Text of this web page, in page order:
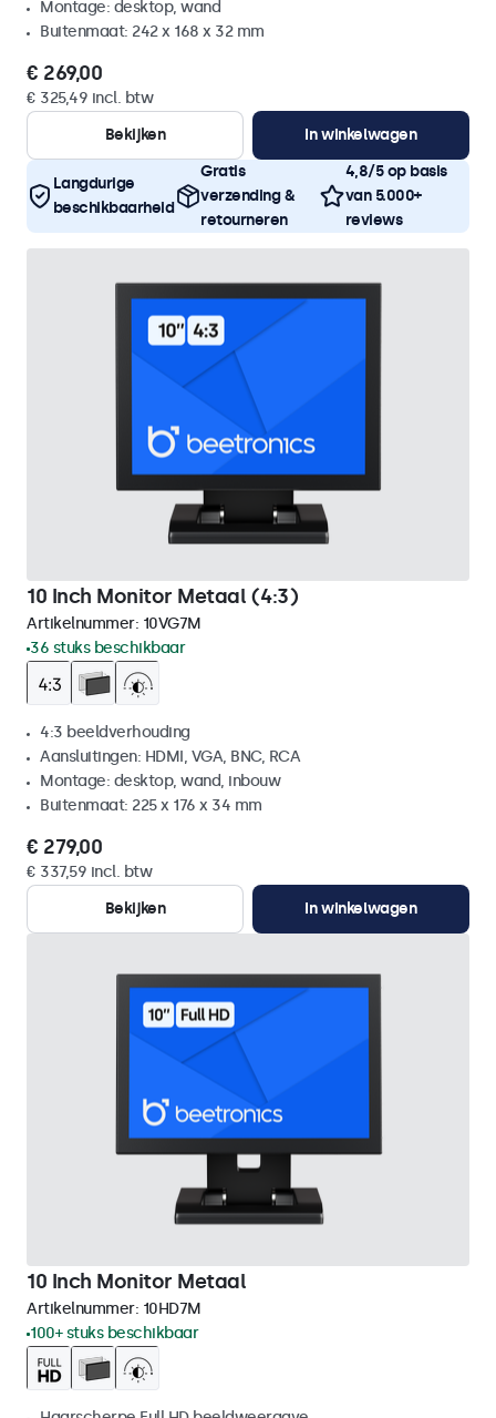
Montage: desktop, wand
Buitenmaat: 242 x 168 x 32 mm
€ 269,00
€ 325,49 incl. btw
Bekijken
In winkelwagen
Langdurige
beschikbaarheid
Gratis
verzending &
retourneren
4,8/5 op basis
van 5.000+
reviews
10 Inch Monitor Metaal (4:3)
Artikelnummer: 10VG7M
36 stuks beschikbaar
4:3 beeldverhouding
Aansluitingen: HDMI, VGA, BNC, RCA
Montage: desktop, wand, inbouw
Buitenmaat: 225 x 176 x 34 mm
€ 279,00
€ 337,59 incl. btw
Bekijken
In winkelwagen
10 Inch Monitor Metaal
Artikelnummer: 10HD7M
100+ stuks beschikbaar